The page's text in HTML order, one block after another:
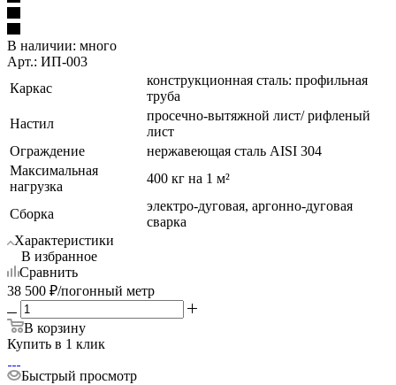
В наличии: много
Арт.: ИП-003
Каркас
конструкционная сталь: профильная
труба
Настил
просечно-вытяжной лист/ рифленый
лист
Ограждение
нержавеющая сталь AISI 304
Максимальная
нагрузка
400 кг на 1 м²
Сборка
электро-дуговая, аргонно-дуговая
сварка
Характеристики
В избранное
Сравнить
38 500 ₽/погонный метр
В корзину
Купить в 1 клик
Быстрый просмотр